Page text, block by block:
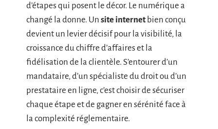
d’étapes qui posent le décor. Le numérique a
changé la donne. Un site internetbien conçu
devient un levier décisif pour la visibilité, la
croissance du chiffre d’affaires et la
fidélisation de la clientèle. S’entourer d’un
mandataire, d’un spécialiste du droit ou d’un
prestataire en ligne, c’est choisir de sécuriser
chaque étape et de gagner en sérénité face à
la complexité réglementaire.